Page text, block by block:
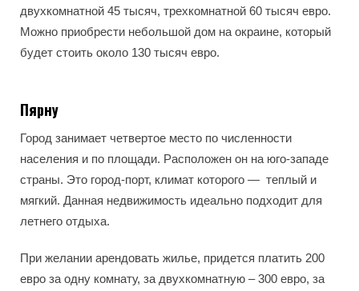
двухкомнатной 45 тысяч, трехкомнатной 60 тысяч евро.
Можно приобрести небольшой дом на окраине, который
будет стоить около 130 тысяч евро.
Пярну
Город занимает четвертое место по численности
населения и по площади. Расположен он на юго-западе
страны. Это город-порт, климат которого — теплый и
мягкий. Данная недвижимость идеально подходит для
летнего отдыха.
При желании арендовать жилье, придется платить 200
евро за одну комнату, за двухкомнатную – 300 евро, за